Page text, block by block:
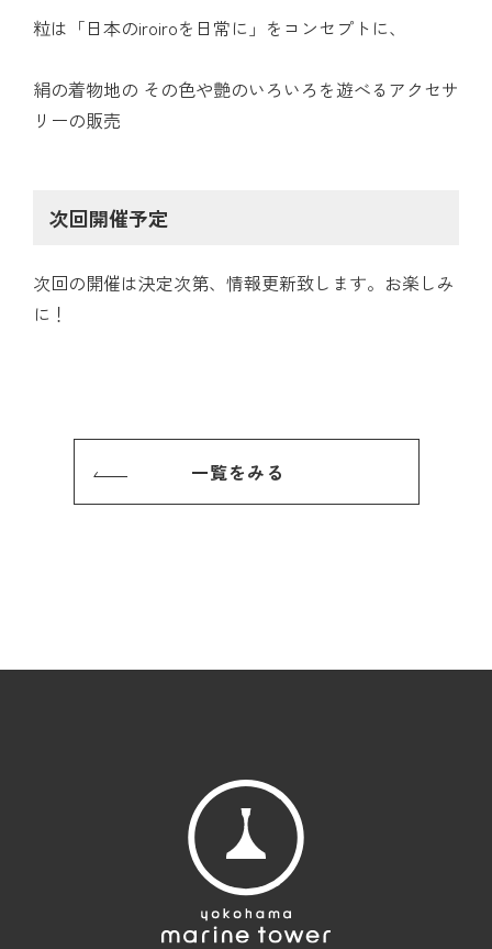
粒は「日本のiroiroを日常に」をコンセプトに、
絹の着物地の その色や艶のいろいろを遊べるアクセサ
リーの販売
次回開催予定
次回の開催は決定次第、情報更新致します。お楽しみ
に！
一覧をみる